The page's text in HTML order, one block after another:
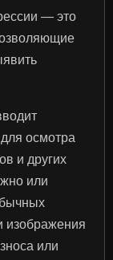
— это
осмотра
и других
или
изображения
или